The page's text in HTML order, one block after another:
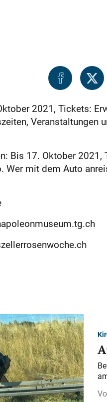
2021, Tickets:
Veranstaltungen
Bis 17. Oktober
Wer mit dem Auto